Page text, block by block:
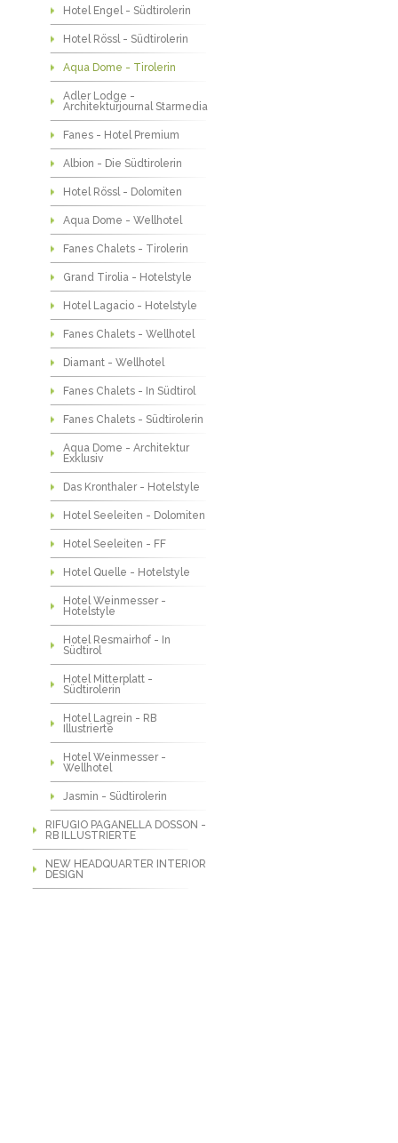
Hotel Engel - Südtirolerin
Hotel Rössl - Südtirolerin
Aqua Dome - Tirolerin
Adler Lodge -
Architekturjournal Starmedia
Fanes - Hotel Premium
Albion - Die Südtirolerin
Hotel Rössl - Dolomiten
Aqua Dome - Wellhotel
Fanes Chalets - Tirolerin
Grand Tirolia - Hotelstyle
Hotel Lagacio - Hotelstyle
Fanes Chalets - Wellhotel
Diamant - Wellhotel
Fanes Chalets - In Südtirol
Fanes Chalets - Südtirolerin
Aqua Dome - Architektur
Exklusiv
Das Kronthaler - Hotelstyle
Hotel Seeleiten - Dolomiten
Hotel Seeleiten - FF
Hotel Quelle - Hotelstyle
Hotel Weinmesser -
Hotelstyle
Hotel Resmairhof - In
Südtirol
Hotel Mitterplatt -
Südtirolerin
Hotel Lagrein - RB
Illustrierte
Hotel Weinmesser -
Wellhotel
Jasmin - Südtirolerin
RIFUGIO PAGANELLA DOSSON -
RB ILLUSTRIERTE
NEW HEADQUARTER INTERIOR
DESIGN